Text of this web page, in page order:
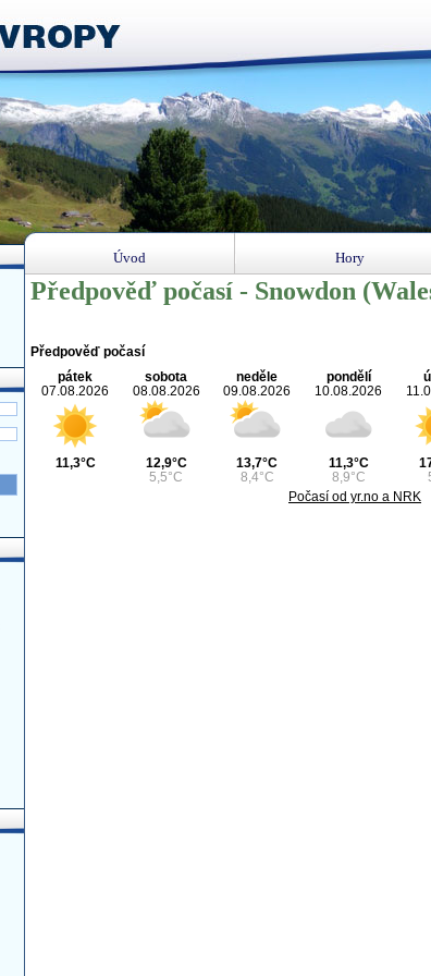
Předpověď počasí - Snowdon
Předpověď počasí
pátek
07.08.2026
11,3°C
sobota
08.08.2026
12,9°C
5,5°C
neděle
09.08.2026
13,7°C
8,4°C
pondělí
10.08.2026
11,3°C
8,9°C
Počasí od yr.no a NRK
Úvod Hory